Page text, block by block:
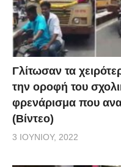
Γλίτωσαν τα
την οροφή του
φρενάρισμα που
(Βίντεο)
3 ΙΟΥΝΊΟΥ, 2022